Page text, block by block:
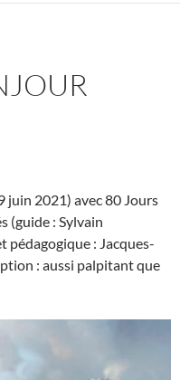
juin 2021) avec 80 Jours
(guide : Sylvain
pédagogique : Jacques-
: aussi palpitant que